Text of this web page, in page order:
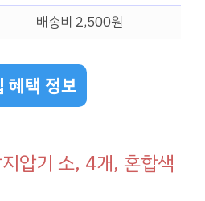
배송비 2,500원
혜택 정보
압기 소, 4개, 혼합색